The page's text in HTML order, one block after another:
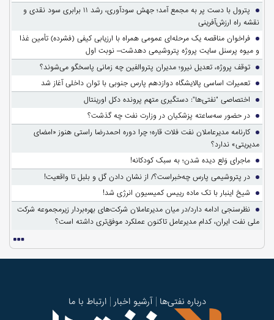
پترول با دست پر به مجمع آمد؛ جهش سودآوری، رشد ۱۱ برابری سود نقدی و
نقشه راه ارزش‌آفرینی
فراخوان مناقصه یک مرحله‌ای عمومی همراه با ارزیابی کیفی (فشرده) تأمین غذا
و میوه پرسنل سایت پروژه پتروشیمی دهدشت– نوبت اول
توقف پروژه، تعدیل نیرو؛ مدیران پتروالفین چه زمانی پاسخگو می‌شوند؟
تعمیرات اساسی پالایشگاه دوازدهم پارس جنوبی با توان داخلی آغاز شد
اختصاصی "نفتی‌ها": دستگیری متهم پرونده دکل اورینتال
در حضور سه‌ساعته پزشکیان در وزارت نفت چه گذشت؟
کارنامه مدیرعاملان نفت فلات قاره؛ چرا دوره احمدرضا راستی هنوز «امضای
مدیریتی» ندارد؟
ماجرای وَلع دیده شدن؛ به سبک کودکانه!
در پتروشیمی پارس چه‌خبراست؟/ از نشان دادن گل و بلبل تا واقعیت!
شیخ اینبار با تک ماده رییس کمیسیون انرژی شد!
نظرسنجی ادامه دارد/در میان مدیرعاملان شرکت‌های بهره‌بردار زیرمجموعه شرکت
ملی نفت ایران، کدام مدیرعامل تاکنون عملکرد موفق‌تری داشته است؟
درباره نفتی‌ها آرشیو اخبار ارتباط با ما